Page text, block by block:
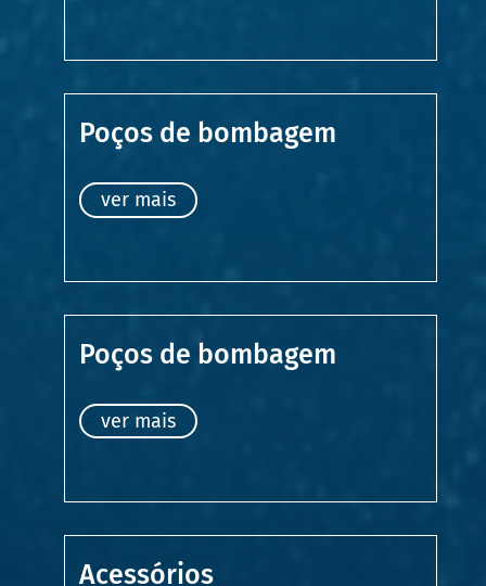
Poços de bombagem
ver mais
Poços de bombagem
ver mais
Acessórios